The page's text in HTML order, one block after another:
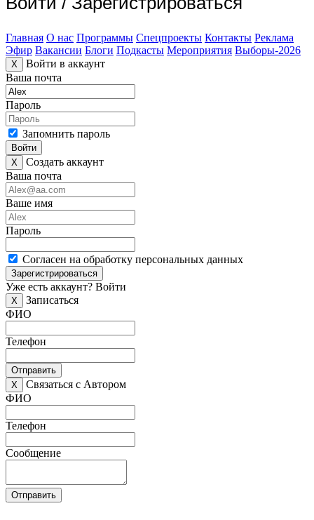
Главная О нас Программы Спецпроекты Контакты Реклама
Эфир Вакансии Блоги Подкасты Мероприятия Выборы-2026
X
Войти в аккаунт
Ваша почта
Пароль
Запомнить пароль
Войти
X
Создать аккаунт
Ваша почта
Ваше имя
Пароль
Согласен на обработку персональных данных
Зарегистрироваться
Уже есть аккаунт? Войти
X
Записаться
ФИО
Телефон
Отправить
X
Связаться с Автором
ФИО
Телефон
Сообщение
Отправить